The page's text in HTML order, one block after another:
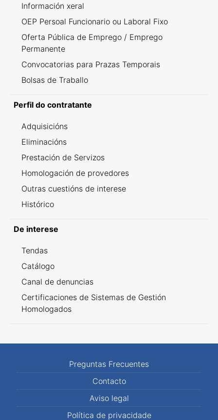
Información xeral
OEP Persoal Funcionario ou Laboral Fixo
Oferta Pública de Emprego / Emprego
Permanente
Convocatorias para Prazas Temporais
Bolsas de Traballo
Perfil do contratante
Adquisicións
Eliminacións
Prestación de Servizos
Homologación de provedores
Outras cuestións de interese
Histórico
De interese
Tendas
Catálogo
Canal de denuncias
Certificaciones de Sistemas de Gestión
Homologados
Preguntas Frecuentes
Contacto
Aviso legal
Política de privacidade